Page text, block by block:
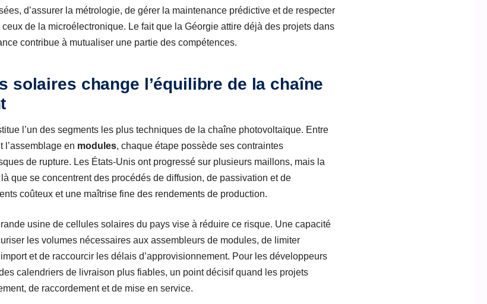
d’assurer la métrologie, de gérer la maintenance prédictive et de respecter
de la microélectronique. Le fait que la Géorgie attire déjà des projets dans
contribue à mutualiser une partie des compétences.
solaires change l’équilibre de la chaîne
l’un des segments les plus techniques de la chaîne photovoltaïque. Entre
l’assemblage en modules, chaque étape possède ses contraintes
de rupture. Les États-Unis ont progressé sur plusieurs maillons, mais la
que se concentrent des procédés de diffusion, de passivation et de
coûteux et une maîtrise fine des rendements de production.
usine de cellules solaires du pays vise à réduire ce risque. Une capacité
les volumes nécessaires aux assembleurs de modules, de limiter
et de raccourcir les délais d’approvisionnement. Pour les développeurs
calendriers de livraison plus fiables, un point décisif quand les projets
de raccordement et de mise en service.